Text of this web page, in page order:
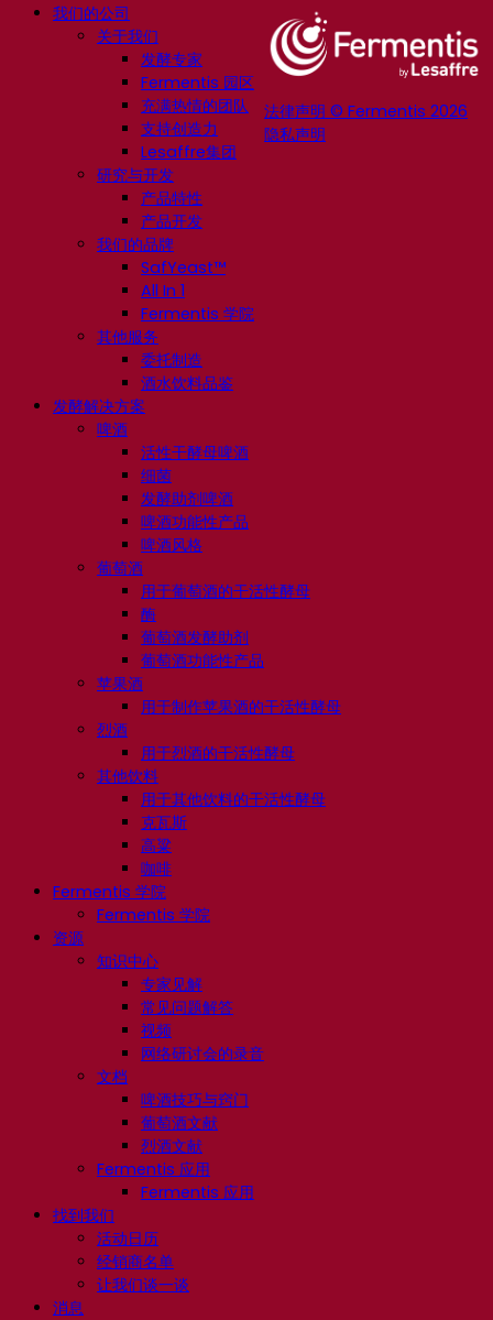
法律声明 © Fermentis 2026
隐私声明
我们的公司
关于我们
发酵专家
Fermentis 园区
充满热情的团队
支持创造力
Lesaffre集团
研究与开发
产品特性
产品开发
我们的品牌
SafYeast™
All In 1
Fermentis 学院
其他服务
委托制造
酒水饮料品鉴
发酵解决方案
啤酒
活性干酵母啤酒
细菌
发酵助剂啤酒
啤酒功能性产品
啤酒风格
葡萄酒
用于葡萄酒的干活性酵母
酶
葡萄酒发酵助剂
葡萄酒功能性产品
苹果酒
用于制作苹果酒的干活性酵母
烈酒
用于烈酒的干活性酵母
其他饮料
用于其他饮料的干活性酵母
克瓦斯
高粱
咖啡
Fermentis 学院
Fermentis 学院
资源
知识中心
专家见解
常见问题解答
视频
网络研讨会的录音
文档
啤酒技巧与窍门
葡萄酒文献
烈酒文献
Fermentis 应用
Fermentis 应用
找到我们
活动日历
经销商名单
让我们谈一谈
消息